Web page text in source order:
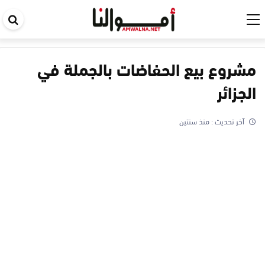
مشروع بيع الحفاضات بالجملة في
الجزائر
آخر تحديث :منذ سنتين